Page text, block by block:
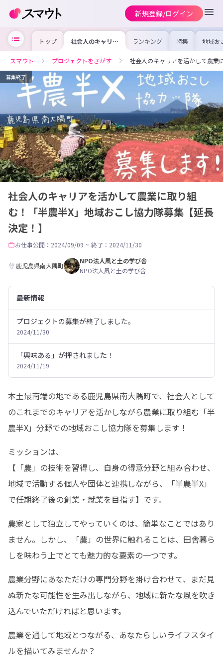
新規登録/ログイン
トップ 社会人のキャリア
を活かして農業に
半X」地域おこし
協力隊募集【延長
決定！】
ランキング 特集 地域お
の求
を集め
事内容
を比較
合った
スマウト プロジェクトをさがす 社会人のキャリアを活かして農業
募集終了
社会人のキャリアを活かして農業に取り組
む！「半農半X」地域おこし協力隊募集【延長
決定！】
お仕事公開：2024/09/09 ~ 終了：2024/11/30
鹿児島県南大隅町
NPO法人風と土の学び舎
NPO法人風と土の学び舎
最新情報
プロジェクトの募集が終了しました。
2024/11/30
「興味ある」が押されました！
2024/11/19
本土最南端の地である鹿児島県南大隅町で、社会人として
のこれまでのキャリアを活かしながら農業に取り組む「半
農半X」分野での地域おこし協力隊を募集します！
ミッションは、
【「農」の技術を習得し、自身の得意分野と組み合わせ、
地域で活動する個人や団体と連携しながら、「半農半X」
で任期終了後の創業・就業を目指す】です。
農家として独立してやっていくのは、簡単なことではあり
ません。しかし、「農」の世界に触れることは、田舎暮ら
しを味わう上でとても魅力的な要素の一つです。
農業分野にあなただけの専門分野を掛け合わせて、まだ見
ぬ新たな可能性を生み出しながら、地域に新たな風を吹き
込んでいただければと思います。
農業を通して地域とつながる、あなたらしいライフスタイ
ルを描いてみませんか？